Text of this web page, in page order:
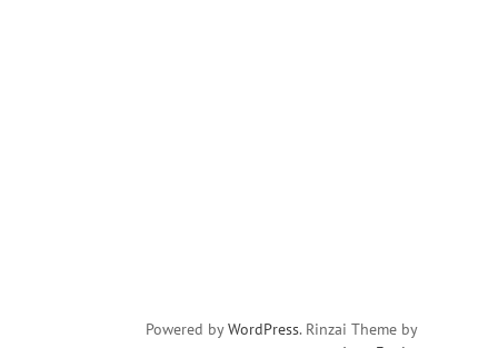
Powered byWordPress. Rinzai Theme by